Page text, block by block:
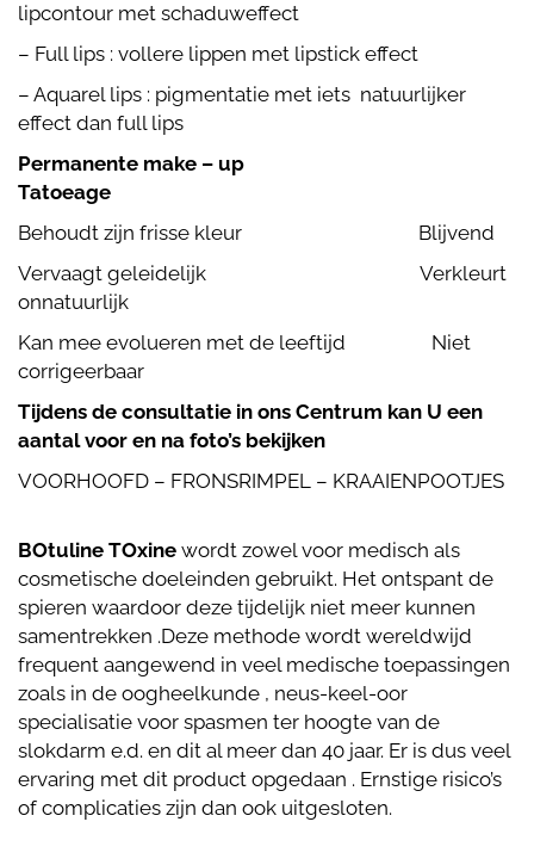
lipcontour met schaduweffect
– Full lips : vollere lippen met lipstick effect
– Aquarel lips : pigmentatie met iets natuurlijker
effect dan full lips
Permanente make – up
Tatoeage
Behoudt zijn frisse kleur Blijvend
Vervaagt geleidelijk Verkleurt
onnatuurlijk
Kan mee evolueren met de leeftijd Niet
corrigeerbaar
Tijdens de consultatie in ons Centrum kan U een
aantal voor en na foto’s bekijken
VOORHOOFD – FRONSRIMPEL – KRAAIENPOOTJES
BOtuline TOxine wordt zowel voor medisch als
cosmetische doeleinden gebruikt. Het ontspant de
spieren waardoor deze tijdelijk niet meer kunnen
samentrekken .Deze methode wordt wereldwijd
frequent aangewend in veel medische toepassingen
zoals in de oogheelkunde , neus-keel-oor
specialisatie voor spasmen ter hoogte van de
slokdarm e.d. en dit al meer dan 40 jaar. Er is dus veel
ervaring met dit product opgedaan . Ernstige risico’s
of complicaties zijn dan ook uitgesloten.